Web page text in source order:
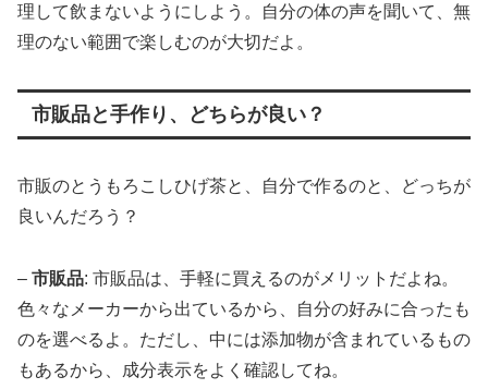
理して飲まないようにしよう。自分の体の声を聞いて、無
理のない範囲で楽しむのが大切だよ。
市販品と手作り、どちらが良い？
市販のとうもろこしひげ茶と、自分で作るのと、どっちが
良いんだろう？
– 市販品: 市販品は、手軽に買えるのがメリットだよね。
色々なメーカーから出ているから、自分の好みに合ったも
のを選べるよ。ただし、中には添加物が含まれているもの
もあるから、成分表示をよく確認してね。